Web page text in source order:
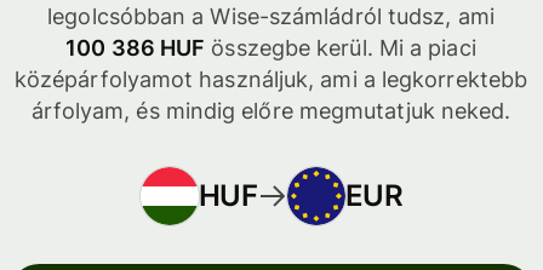
legolcsóbban a Wise-számládról tudsz, ami
100 386 HUF összegbe kerül. Mi a piaci
középárfolyamot használjuk, ami a legkorrektebb
árfolyam, és mindig előre megmutatjuk neked.
HUF EUR